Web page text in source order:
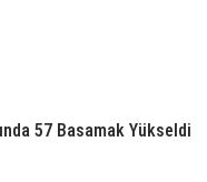
57 Basamak Yükseldi